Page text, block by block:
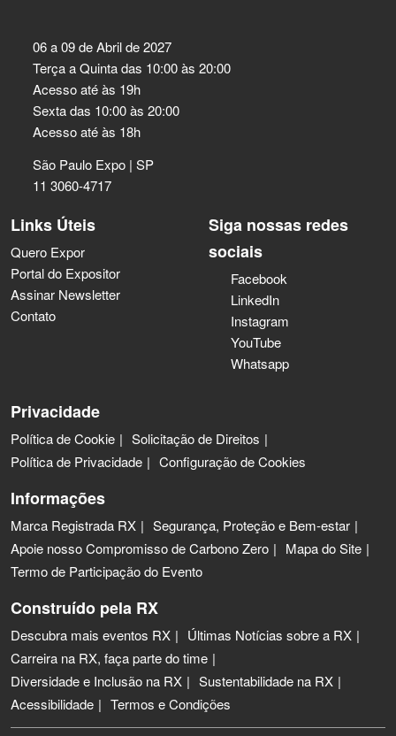
06 a 09 de Abril de 2027
Terça a Quinta das 10:00 às 20:00
Acesso até às 19h
Sexta das 10:00 às 20:00
Acesso até às 18h
São Paulo Expo | SP
11 3060-4717
Links Úteis
Quero Expor
Portal do Expositor
Assinar Newsletter
Contato
Siga nossas redes
sociais
Facebook
LinkedIn
Instagram
YouTube
Whatsapp
Privacidade
Política de Cookie
Solicitação de Direitos
Política de Privacidade
Configuração de Cookies
Informações
Marca Registrada RX
Segurança, Proteção e Bem-estar
Apoie nosso Compromisso de Carbono Zero
Mapa do Site
Termo de Participação do Evento
Construído pela RX
Descubra mais eventos RX
Últimas Notícias sobre a RX
Carreira na RX, faça parte do time
Diversidade e Inclusão na RX
Sustentabilidade na RX
Acessibilidade
Termos e Condições